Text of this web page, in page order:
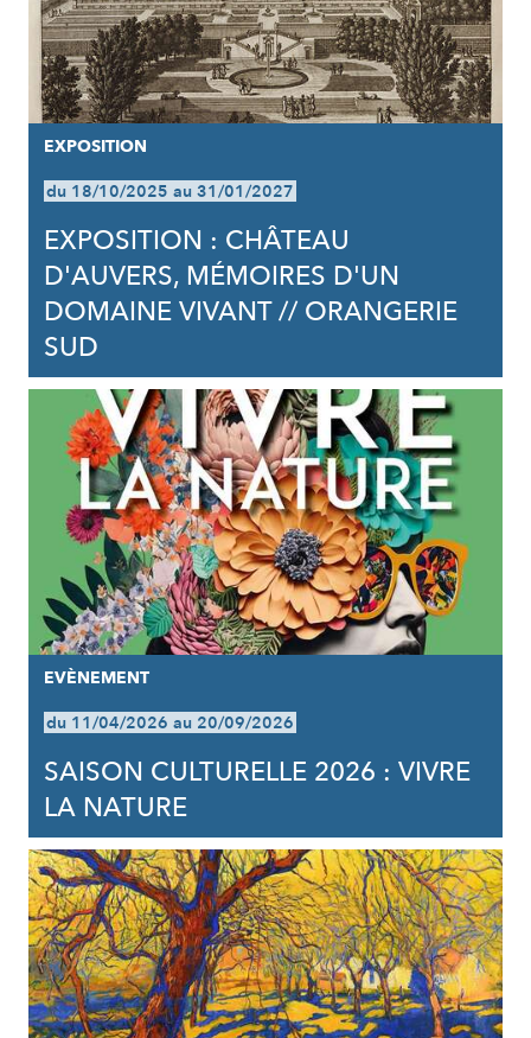
EXPOSITION
du 18/10/2025 au 31/01/2027
EXPOSITION : CHÂTEAU
D'AUVERS, MÉMOIRES D'UN
DOMAINE VIVANT // ORANGERIE
SUD
EVÈNEMENT
du 11/04/2026 au 20/09/2026
SAISON CULTURELLE 2026 : VIVRE
LA NATURE